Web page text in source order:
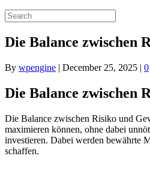
Die Balance zwischen
By wpengine | December 25, 2025 | 0
Die Balance zwischen
Die Balance zwischen Risiko und
maximieren können, ohne dabei
investieren. Dabei werden bewährte
schaffen.